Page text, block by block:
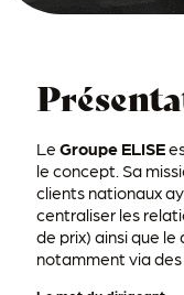
Le Groupe ELISE
le concept. Sa
clients nationaux
centraliser les
de prix) ainsi que
notamment via